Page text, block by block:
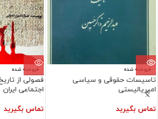
فروخته شده
تاسیسات حقوقی و سیاسی
امپریالیستی
تماس بگیرید
فروخته شده
فصولی از
اجتماعی ایران
تماس بگیرید